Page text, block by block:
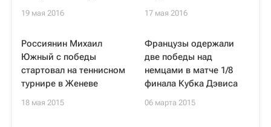
19 мая 2016 17 мая 2016
Россиянин Михаил
Южный с победы
стартовал на теннисном
турнире в Женеве
18 мая 2015
Французы одержали
две победы над
немцами в матче 1/8
финала Кубка Дэвиса
06 марта 2015